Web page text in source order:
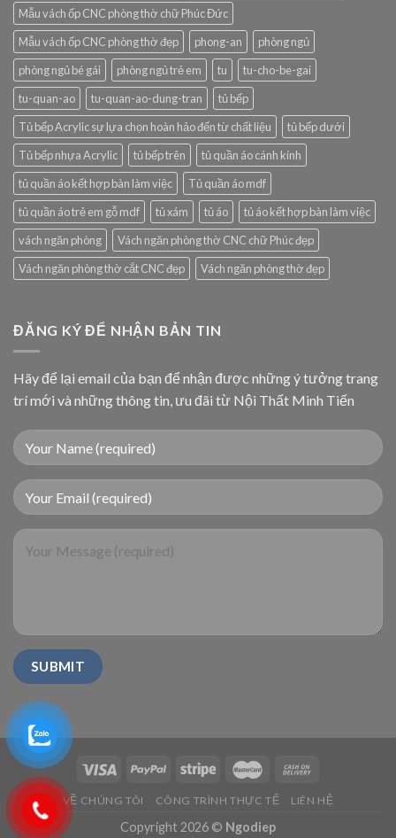
Mẫu vách ốp CNC phòng thờ chữ Phúc Đức
Mẫu vách ốp CNC phòng thờ đẹp
phong-an
phòng ngủ
phòng ngủ bé gái
phòng ngủ trẻ em tu
tu-cho-be-gai
tu-quan-ao
tu-quan-ao-dung-tran
tủ bếp
Tủ bếp Acrylic sự lựa chọn hoàn hảo đến từ chất liệu
tủ bếp dưới
Tủ bếp nhựa Acrylic
tủ bếp trên
tủ quần áo cánh kính
tủ quần áo kết hợp bàn làm việc
Tủ quần áo mdf
tủ quần áo trẻ em gỗ mdf
tủ xám tủ áo
tủ áo kết hợp bàn làm việc
vách ngăn phòng
Vách ngăn phòng thờ CNC chữ Phúc đẹp
Vách ngăn phòng thờ cắt CNC đẹp
Vách ngăn phòng thờ đẹp
ĐĂNG KÝ ĐỂ NHẬN BẢN TIN
Hãy để lại email của bạn để nhận được những ý tưởng trang
trí mới và những thông tin, ưu đãi từ Nội Thất Minh Tiến
VỀ CHÚNG TÔI CÔNG TRÌNH THỰC TẾ LIÊN HỆ
Copyright 2026 © Ngodiep